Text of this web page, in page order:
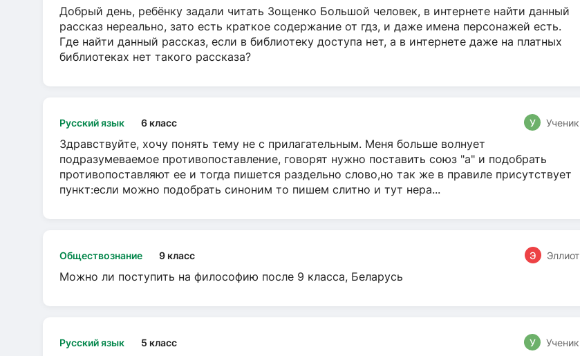
Добрый день, ребёнку задали читать Зощенко Большой человек, в интернете найти данный
рассказ нереально, зато есть краткое содержание от гдз, и даже имена персонажей есть.
Где найти данный рассказ, если в библиотеку доступа нет, а в интернете даже на платных
библиотеках нет такого рассказа?
Русский язык 6 класс У Ученик
Здравствуйте, хочу понять тему не с прилагательным. Меня больше волнует
подразумеваемое противопоставление, говорят нужно поставить союз "а" и подобрать
противопоставляют ее и тогда пишется раздельно слово,но так же в правиле присутствует
пункт:если можно подобрать синоним то пишем слитно и тут нера...
Обществознание 9 класс Э Эллиот
Можно ли поступить на философию после 9 класса, Беларусь
Русский язык 5 класс У Ученик